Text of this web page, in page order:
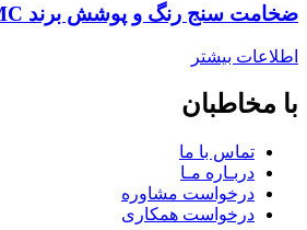
ضخامت سنج رنگ و پوشش برند FMC مدل TG25FN
اطلاعات بیشتر
با مخاطبان
تماس با ما
دربـاره مـا
درخواست مشاوره
درخواست همکاری